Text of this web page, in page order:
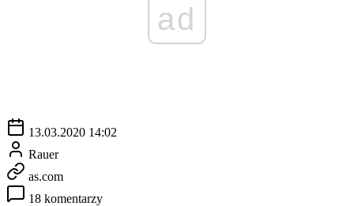
ad
13.03.2020 14:02
Rauer
as.com
18 komentarzy